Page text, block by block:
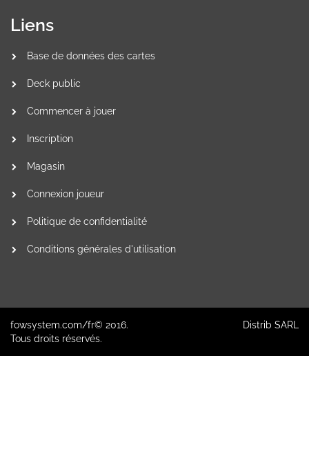
Liens
Base de données des cartes
Deck public
Commencer à jouer
Inscription
Magasin
Connexion joueur
Politique de confidentialité
Conditions générales d'utilisation
fowsystem.com/fr© 2016.
Tous droits réservés.
Distrib SARL